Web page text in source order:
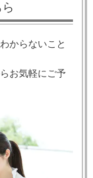
からないこと
お気軽にご予